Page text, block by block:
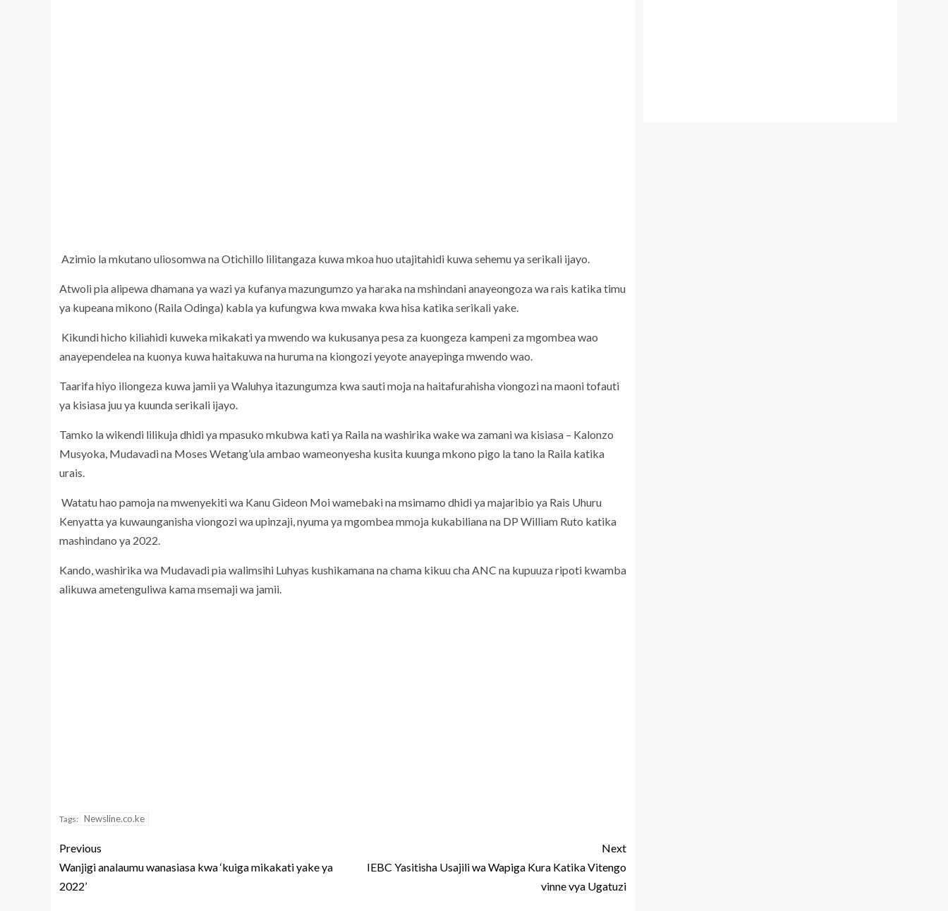
Azimio la mkutano uliosomwa na Otichillo lilitangaza kuwa mkoa huo utajitahidi kuwa sehemu ya serikali ijayo.
Atwoli pia alipewa dhamana ya wazi ya kufanya mazungumzo ya haraka na mshindani anayeongoza wa rais katika timu
ya kupeana mikono (Raila Odinga) kabla ya kufungwa kwa mwaka kwa hisa katika serikali yake.
Kikundi hicho kiliahidi kuweka mikakati ya mwendo wa kukusanya pesa za kuongeza kampeni za mgombea wao
anayependelea na kuonya kuwa haitakuwa na huruma na kiongozi yeyote anayepinga mwendo wao.
Taarifa hiyo iliongeza kuwa jamii ya Waluhya itazungumza kwa sauti moja na haitafurahisha viongozi na maoni tofauti
ya kisiasa juu ya kuunda serikali ijayo.
Tamko la wikendi lilikuja dhidi ya mpasuko mkubwa kati ya Raila na washirika wake wa zamani wa kisiasa – Kalonzo
Musyoka, Mudavadi na Moses Wetang’ula ambao wameonyesha kusita kuunga mkono pigo la tano la Raila katika
urais.
Watatu hao pamoja na mwenyekiti wa Kanu Gideon Moi wamebaki na msimamo dhidi ya majaribio ya Rais Uhuru
Kenyatta ya kuwaunganisha viongozi wa upinzaji, nyuma ya mgombea mmoja kukabiliana na DP William Ruto katika
mashindano ya 2022.
Kando, washirika wa Mudavadi pia walimsihi Luhyas kushikamana na chama kikuu cha ANC na kupuuza ripoti kwamba
alikuwa ametenguliwa kama msemaji wa jamii.
Tags: Newsline.co.ke
Previous
Wanjigi analaumu wanasiasa kwa ‘kuiga mikakati yake ya
2022’
Next
IEBC Yasitisha Usajili wa Wapiga Kura Katika Vitengo
vinne vya Ugatuzi